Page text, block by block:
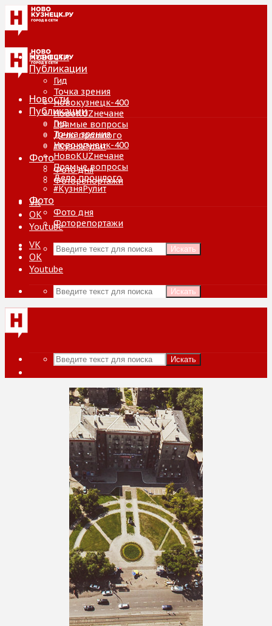
Новости
Публикации
Гид
Точка зрения
Новокузнецк-400
НовоKUZнечане
Прямые вопросы
Дело прошлого
#КузняРулит
Фото
Фото дня
Фоторепортажи
VK
ОК
Youtube
Искать
Новости
Публикации
Гид
Точка зрения
Новокузнецк-400
НовоKUZнечане
Прямые вопросы
Дело прошлого
#КузняРулит
Фото
Фото дня
Фоторепортажи
VK
ОК
Youtube
Искать
Искать